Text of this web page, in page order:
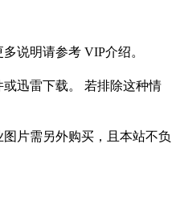
说明请参考 VIP介绍。
迅雷下载。 若排除这种情
片需另外购买，且本站不负